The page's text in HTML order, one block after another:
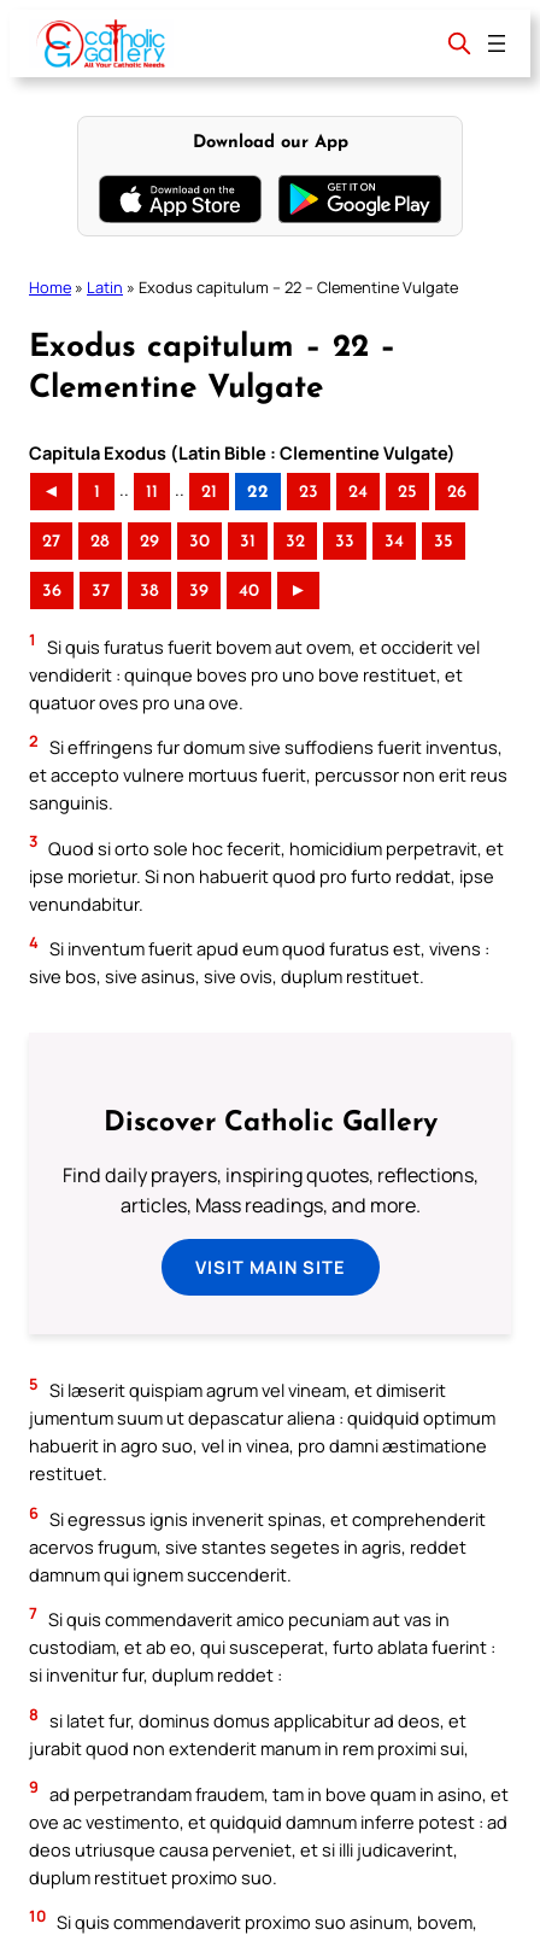
content
Download our App
Home » Latin » Exodus capitulum – 22 – Clementine Vulgate
Exodus capitulum – 22 –
Clementine Vulgate
Capitula Exodus (Latin Bible : Clementine Vulgate)
◄ 1 .. 11 .. 21 22 23 24 25 26
27 28 29 30 31 32 33 34 35
36 37 38 39 40 ►
1
Si quis furatus fuerit bovem aut ovem, et occiderit vel
vendiderit : quinque boves pro uno bove restituet, et
quatuor oves pro una ove.
2 Si effringens fur domum sive suffodiens fuerit inventus,
et accepto vulnere mortuus fuerit, percussor non erit reus
sanguinis.
3 Quod si orto sole hoc fecerit, homicidium perpetravit, et
ipse morietur. Si non habuerit quod pro furto reddat, ipse
venundabitur.
4 Si inventum fuerit apud eum quod furatus est, vivens :
sive bos, sive asinus, sive ovis, duplum restituet.
Discover Catholic Gallery
Find daily prayers, inspiring quotes, reflections,
articles, Mass readings, and more.
VISIT MAIN SITE
5 Si læserit quispiam agrum vel vineam, et dimiserit
jumentum suum ut depascatur aliena : quidquid optimum
habuerit in agro suo, vel in vinea, pro damni æstimatione
restituet.
6 Si egressus ignis invenerit spinas, et comprehenderit
acervos frugum, sive stantes segetes in agris, reddet
damnum qui ignem succenderit.
7 Si quis commendaverit amico pecuniam aut vas in
custodiam, et ab eo, qui susceperat, furto ablata fuerint :
si invenitur fur, duplum reddet :
8 si latet fur, dominus domus applicabitur ad deos, et
jurabit quod non extenderit manum in rem proximi sui,
9 ad perpetrandam fraudem, tam in bove quam in asino, et
ove ac vestimento, et quidquid damnum inferre potest : ad
deos utriusque causa perveniet, et si illi judicaverint,
duplum restituet proximo suo.
10 Si quis commendaverit proximo suo asinum, bovem,